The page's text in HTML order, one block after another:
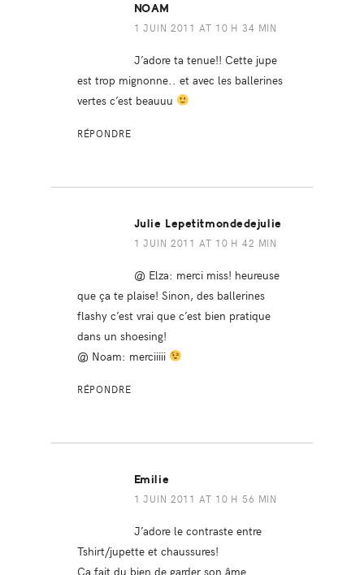
NOAM
1 JUIN 2011 AT 10 H 34 MIN
J’adore ta tenue!! Cette jupe
est trop mignonne.. et avec les ballerines
vertes c’est beauuu
RÉPONDRE
Julie Lepetitmondedejulie
1 JUIN 2011 AT 10 H 42 MIN
@ Elza: merci miss! heureuse
que ça te plaise! Sinon, des ballerines
flashy c’est vrai que c’est bien pratique
dans un shoesing!
@ Noam: merciiiii
RÉPONDRE
Emilie
1 JUIN 2011 AT 10 H 56 MIN
J’adore le contraste entre
Tshirt/jupette et chaussures!
Ca fait du bien de garder son âme